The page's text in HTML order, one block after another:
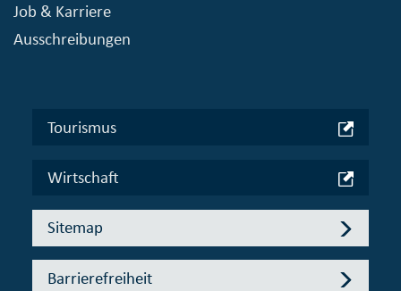
Job & Karriere
Ausschreibungen
Tourismus
Wirtschaft
Sitemap
Barrierefreiheit